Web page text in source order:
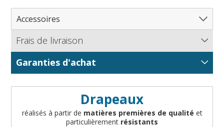
Accessoires
Catalogue accessoires
Accessoires pour drapeaux de table
Accessoires pour auto
Frais de livraison
Flagsonline.fr calcule les frais d'envoi en se basant sur le
poids de votre commande et le mode de paiement choisi.
Garanties d'achat
art. 1 - Objet du contrat de vente
art. 2 - Informations pour le consommateur
art. 3 - Stipulation et validité du contrat de vente
Drapeaux
réalisés à partir de matières premières de qualité et
particulièrement résistants